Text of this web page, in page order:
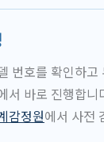
번호를 확인하
서 바로 진행합
감정원에서 사전